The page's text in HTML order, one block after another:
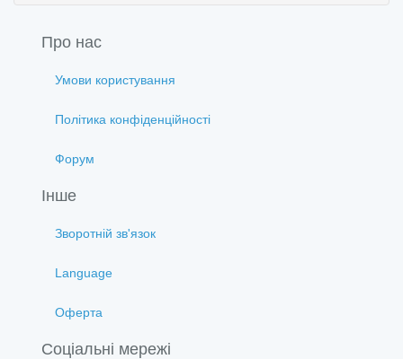
Про нас
Умови користування
Політика конфіденційності
Форум
Інше
Зворотній зв'язок
Language
Оферта
Соціальні мережі